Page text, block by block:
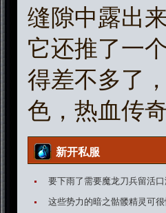
缝隙中露出
它还推了一
得差不多了
色，热血传
新开私服
要下雨了需要魔龙刀兵留活
这些势力的暗之骷髅精灵可